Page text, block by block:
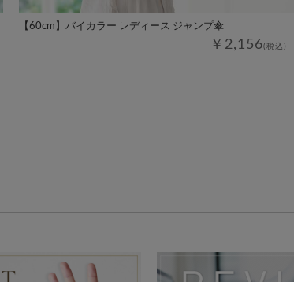
【60cm】バイカラー レディース ジャンプ傘
￥2,156(税込)